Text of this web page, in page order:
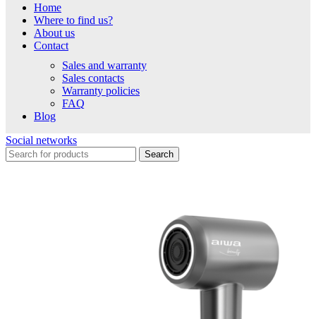
Home
Where to find us?
About us
Contact
Sales and warranty
Sales contacts
Warranty policies
FAQ
Blog
Social networks
Search